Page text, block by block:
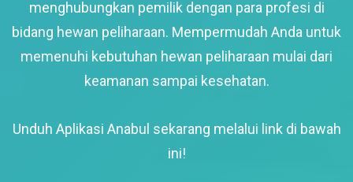
menghubungkan pemilik dengan para profesi di
bidang hewan peliharaan. Mempermudah Anda untuk
memenuhi kebutuhan hewan peliharaan mulai dari
keamanan sampai kesehatan.
Unduh Aplikasi Anabul sekarang melalui link di bawah
ini!